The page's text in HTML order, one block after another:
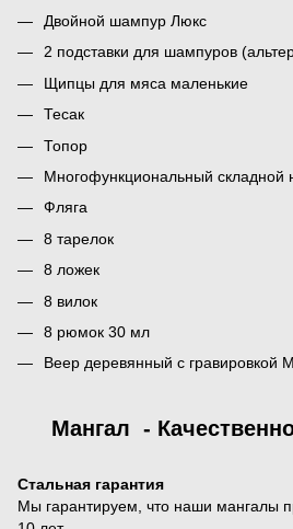
Двойной шампур Люкс
2 подставки для шампуров
Щипцы для мяса маленькие
Тесак
Топор
Многофункциональный складной
Фляга
8 тарелок
8 ложек
8 вилок
8 рюмок 30 мл
Веер деревянный с гравировкой
Мангал -
Стальная гарантия
Мы гарантируем, что наши мангалы